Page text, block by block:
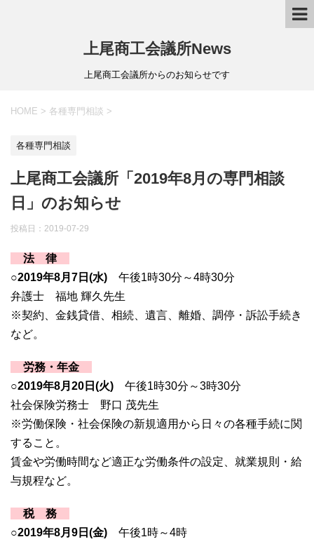
上尾商工会議所News
上尾商工会議所からのお知らせです
HOME > 各種専門相談 >
各種専門相談
上尾商工会議所「2019年8月の専門相談
日」のお知らせ
投稿日： 2019-07-29
法 律
○2019年8月7日(水) 午後1時30分～4時30分
弁護士 福地 輝久先生
※契約、金銭貸借、相続、遺言、離婚、調停・訴訟手続き
など。
労務・年金
○2019年8月20日(火) 午後1時30分～3時30分
社会保険労務士 野口 茂先生
※労働保険・社会保険の新規適用から日々の各種手続に関
すること。
賃金や労働時間など適正な労働条件の設定、就業規則・給
与規程など。
税 務
○2019年8月9日(金) 午後1時～4時